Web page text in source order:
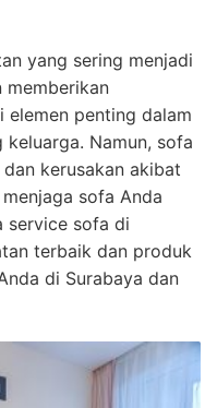
yang sering menjadi
memberikan
elemen penting dalam
Namun, sofa
kerusakan akibat
sofa Anda
service sofa di
terbaik dan produk
di Surabaya dan